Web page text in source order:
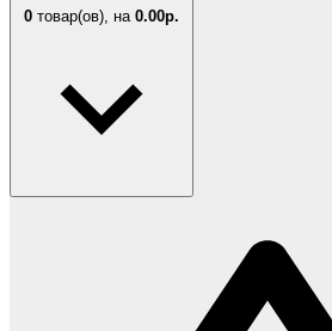
0 товар(ов), на 0.00р.